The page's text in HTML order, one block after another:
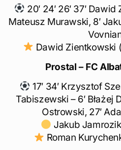
20′ 24′ 26′ 37′
Mateusz Murawski, 8′
Dawid Zientkowski
Prostal – FC
17′ 34′ Krzysztof
Tabiszewski – 6′ Błażej
Ostrowski, 27′
Jakub
Roman